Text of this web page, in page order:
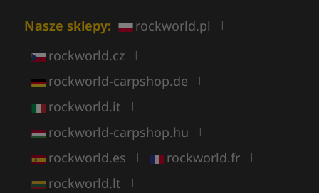
Nasze sklepy: rockworld.pl |
rockworld.cz |
rockworld-carpshop.de |
rockworld.it |
rockworld-carpshop.hu |
rockworld.es | rockworld.fr |
rockworld.lt |